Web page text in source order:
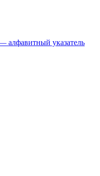
алфавитный указатель